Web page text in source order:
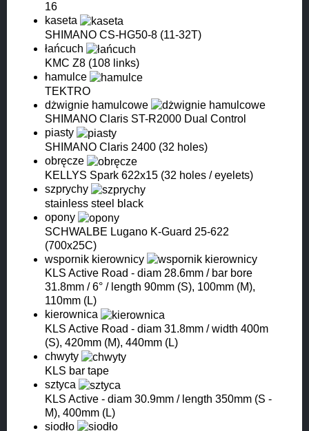
16
kaseta
SHIMANO CS-HG50-8 (11-32T)
łańcuch
KMC Z8 (108 links)
hamulce
TEKTRO
dżwignie hamulcowe
SHIMANO Claris ST-R2000 Dual Control
piasty
SHIMANO Claris 2400 (32 holes)
obręcze
KELLYS Spark 622x15 (32 holes / eyelets)
szprychy
stainless steel black
opony
SCHWALBE Lugano K-Guard 25-622
(700x25C)
wspornik kierownicy
KLS Active Road - diam 28.6mm / bar bore
31.8mm / 6° / length 90mm (S), 100mm (M),
110mm (L)
kierownica
KLS Active Road - diam 31.8mm / width 400m
(S), 420mm (M), 440mm (L)
chwyty
KLS bar tape
sztyca
KLS Active - diam 30.9mm / length 350mm (S -
M), 400mm (L)
siodło